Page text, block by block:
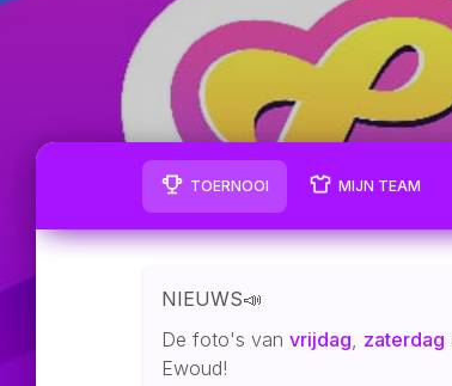
TOERNOOI MIJN TEAM
NIEUWS📣
De foto's vanvrijdag zaterdag
Ewoud!